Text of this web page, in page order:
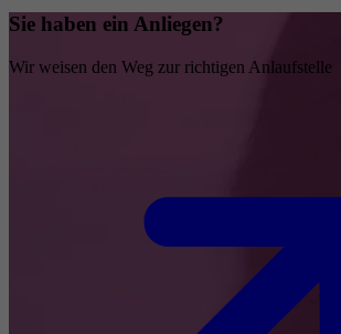
Sie haben ein Anliegen?
Wir weisen den Weg zur richtigen Anlaufstelle